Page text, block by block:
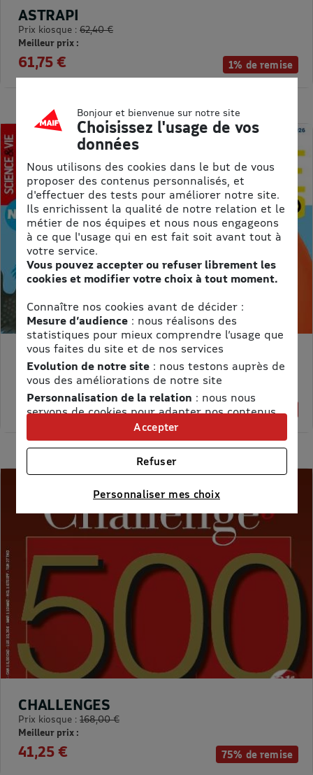
1% de remise
ASTRAPI
Prix kiosque : 62,40 €
Meilleur prix :
61,75 €
18% de remise
MON PETIT SCIENCE ET VIE AVEC NANO
Prix kiosque : 71,40 €
Meilleur prix :
58,65 €
75% de remise
CHALLENGES
Prix kiosque : 168,00 €
Meilleur prix :
41,25 €
Bonjour et bienvenue sur notre site
Choisissez l'usage de vos
données
Nous utilisons des cookies dans le but de vous
proposer des contenus personnalisés, et
d'effectuer des tests pour améliorer notre site.
Ils enrichissent la qualité de notre relation et le
métier de nos équipes et nous nous engageons
à ce que l'usage qui en est fait soit avant tout à
votre service.
Vous pouvez accepter ou refuser librement les
cookies et modifier votre choix à tout moment.
Connaître nos cookies avant de décider :
Mesure d’audience: nous réalisons des
statistiques pour mieux comprendre l’usage que
vous faites du site et de nos services
Evolution de notre site: nous testons auprès de
vous des améliorations de notre site
Personnalisation de la relation : nous nous
servons de cookies pour adapter nos contenus
et personnaliser nos offres
Univers publicitaire: nous utilisons avec nos
partenaires des cookies pour afficher des
publicités personnalisées
Connaître notre politique cookies et la liste de nos
Personnaliser mes choix
Refuser
Accepter